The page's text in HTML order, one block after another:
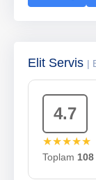
Elit Servis |
4.7
★★★★★
Toplam 108